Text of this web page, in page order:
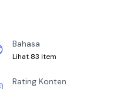
Bahasa
Lihat 83 item
Rating Konten